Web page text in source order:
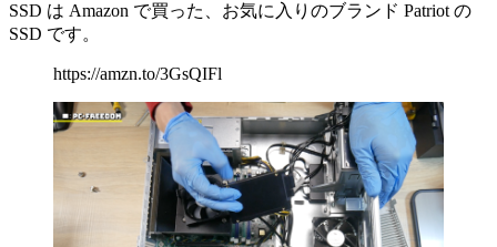
SSD は Amazon で買った、 お気に入りのブランド Patriot の
SSD です。
https://amzn.to/3GsQIFl